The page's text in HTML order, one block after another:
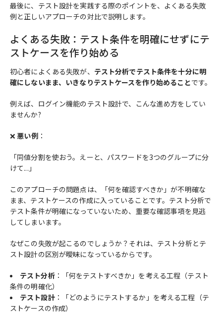
最後に、テスト設計を実践する際のポイントを、よくある失敗
例と正しいアプローチの対比で説明します。
よくある失敗：テスト条件を明確にせずにテ
ストケースを作り始める
初心者によくある失敗が、 テスト分析でテスト条件を十分に明
確にしないまま、いきなりテストケースを作り始めることです。
例えば、ログイン機能のテスト設計で、こんな進め方をしてい
ませんか?
❌ 悪い例：
「同値分割を使おう。えーと、パスワードを3つのグループに分
けて...」
このアプローチの問題点は、「何を確認すべきか」が不明確な
まま、テストケースの作成に入っていることです。テスト分析で
テスト条件が明確になっていないため、重要な確認事項を見逃
してしまいます。
なぜこの失敗が起こるのでしょうか？それは、テスト分析とテ
スト設計の区別が曖昧になっているからです。
テスト分析：「何をテストすべきか」を考える工程（テスト
条件の明確化）
テスト設計：「どのようにテストするか」を考える工程（テ
ストケースの作成）